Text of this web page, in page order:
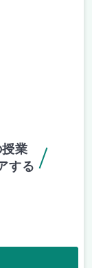
業
する